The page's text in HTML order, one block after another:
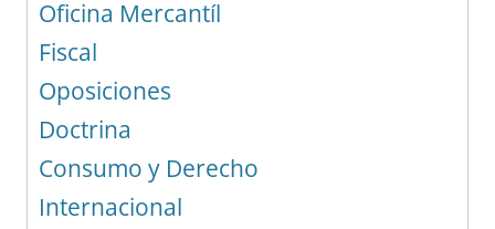
Oficina Mercantíl
Fiscal
Oposiciones
Doctrina
Consumo y Derecho
Internacional